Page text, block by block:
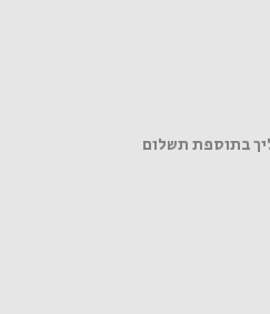
בתוספת תשלום